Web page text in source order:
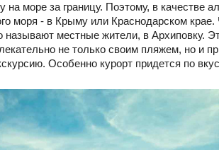
море за границу. Поэтому, в качестве
моря - в Крыму или Краснодарском
местные жители, в Архиповку.
не только своим пляжем, но и
Особенно курорт придется по